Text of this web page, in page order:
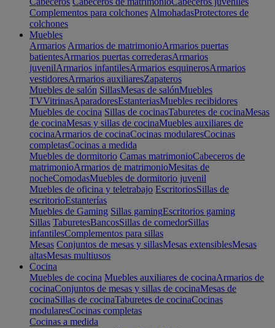
Complementos para colchones AlmohadasProtectores de
colchones
Muebles
Armarios Armarios de matrimonioArmarios puertas
batientesArmarios puertas correderasArmarios
juvenilArmarios infantilesArmarios esquinerosArmarios
vestidoresArmarios auxiliaresZapateros
Muebles de salón SillasMesas de salónMuebles
TVVitrinasAparadoresEstanteriasMuebles recibidores
Muebles de cocina Sillas de cocinasTaburetes de cocinaMesas
de cocinaMesas y sillas de cocinaMuebles auxiliares de
cocinaArmarios de cocinaCocinas modularesCocinas
completasCocinas a medida
Muebles de dormitorio Camas matrimonioCabeceros de
matrimonioArmarios de matrimonioMesitas de
nocheComodasMuebles de dormitorio juvenil
Muebles de oficina y teletrabajo EscritoriosSillas de
escritorioEstanterías
Muebles de Gaming Sillas gamingEscritorios gaming
Sillas TaburetesBancosSillas de comedorSillas
infantilesComplementos para sillas
Mesas Conjuntos de mesas y sillasMesas extensiblesMesas
altasMesas multiusos
Cocina
Muebles de cocina Muebles auxiliares de cocinaArmarios de
cocinaConjuntos de mesas y sillas de cocinaMesas de
cocinaSillas de cocinaTaburetes de cocinaCocinas
modularesCocinas completas
Cocinas a medida